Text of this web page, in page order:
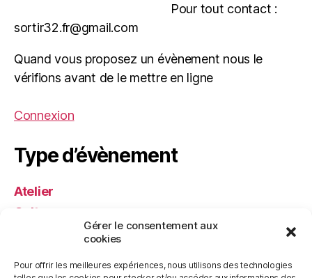
Gérer le consentement aux
cookies
Pour offrir les meilleures expériences, nous utilisons des technologies
Pour tout contact :
sortir32.fr@gmail.com
Quand vous proposez un évènement nous le
vérifions avant de le mettre en ligne
Connexion
Type d’évènement
Atelier
Culture
Nature